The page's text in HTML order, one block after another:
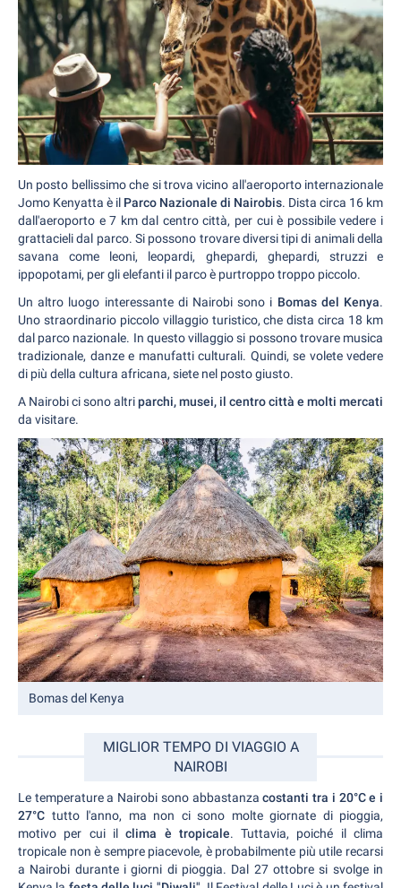
Un posto bellissimo che si trova vicino all'aeroporto internazionale
Jomo Kenyatta è il Parco Nazionale di Nairobis. Dista circa 16 km
dall'aeroporto e 7 km dal centro città, per cui è possibile vedere i
grattacieli dal parco. Si possono trovare diversi tipi di animali della
savana come leoni, leopardi, ghepardi, ghepardi, struzzi e
ippopotami, per gli elefanti il parco è purtroppo troppo piccolo.
Un altro luogo interessante di Nairobi sono i Bomas del Kenya.
Uno straordinario piccolo villaggio turistico, che dista circa 18 km
dal parco nazionale. In questo villaggio si possono trovare musica
tradizionale, danze e manufatti culturali. Quindi, se volete vedere
di più della cultura africana, siete nel posto giusto.
A Nairobi ci sono altriparchi, musei, il centro città e molti mercati
da visitare.
Bomas del Kenya
MIGLIOR TEMPO DI VIAGGIO A
NAIROBI
Le temperature a Nairobi sono abbastanzacostanti tra i 20°C e i
27°C tutto l'anno, ma non ci sono molte giornate di pioggia,
motivo per cui ilclima è tropicale. Tuttavia, poiché il clima
tropicale non è sempre piacevole, è probabilmente più utile recarsi
a Nairobi durante i giorni di pioggia. Dal 27 ottobre si svolge in